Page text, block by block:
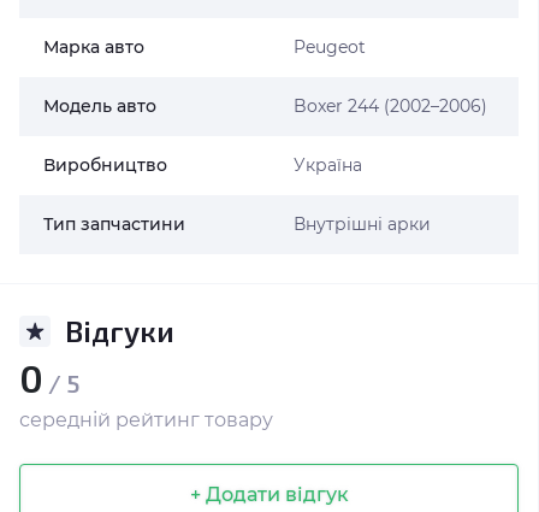
Марка авто Peugeot
Модель авто Boxer 244 (2002–2006)
Виробництво Україна
Тип запчастини Внутрішні арки
Відгуки
0 / 5
середній рейтинг товару
+ Додати відгук